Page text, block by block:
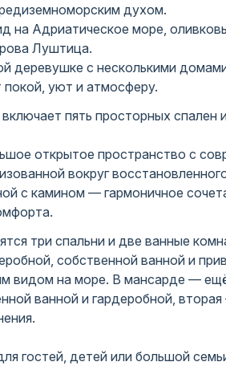
духом.
на Адриатическое море,
Луштица.
деревушке с несколькими
уют и атмосферу.
пять просторных спален
открытое пространство с
вокруг
с камином — гармоничное
три спальни и две ванные
собственной ванной и
видом на море. В мансарде —
ванной и гардеробной,
гостей, детей или большой